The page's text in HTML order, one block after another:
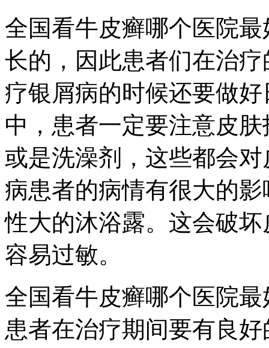
全国看牛皮癣哪个医院
长的，因此患者们在治
疗银屑病的时候还要做
中，患者一定要注意皮
或是洗澡剂，这些都会
病患者的病情有很大的
性大的沐浴露。这会破
容易过敏。
全国看牛皮癣哪个医院
患者在治疗期间要有良